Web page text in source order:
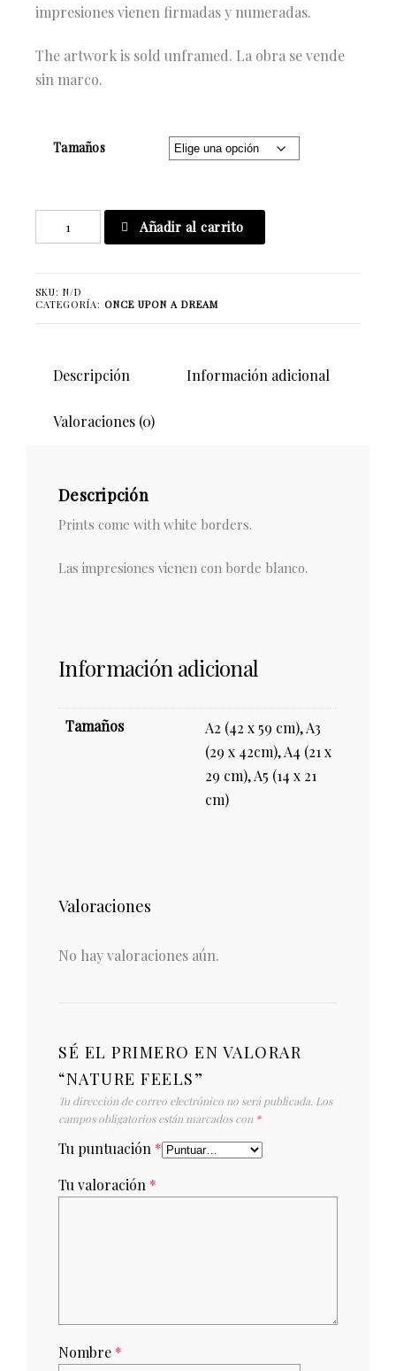
impresiones vienen firmadas y numeradas.
The artwork is sold unframed. La obra se vende
sin marco.
Tamaños
Feels
Añadir al carrito
SKU: N/D
CATEGORÍA: ONCE UPON A DREAM
Descripción Información adicional
Valoraciones (0)
Descripción
Prints come with white borders.
Las impresiones vienen con borde blanco.
Información adicional
Tamaños
A2 (42 x 59 cm), A3
(29 x 42cm), A4 (21 x
29 cm), A5 (14 x 21
cm)
Valoraciones
No hay valoraciones aún.
SÉ EL PRIMERO EN VALORAR
“NATURE FEELS”
Tu dirección de correo electrónico no será publicada. Los
campos obligatorios están marcados con *
Tu puntuación *
Tu valoración *
Nombre *